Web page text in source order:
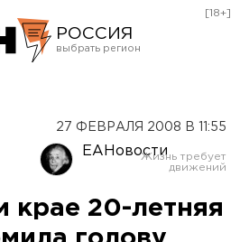
РОССИЯ
Оренбург
[18+]
27 ФЕВРАЛЯ 2008 В 11:55
ЕАНовости
крае 20-летняя